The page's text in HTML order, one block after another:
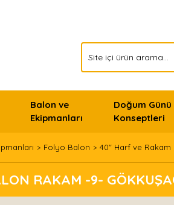
Balon ve
Ekipmanları
Doğum Günü
Konseptleri
Folyo Balon 40" Harf ve Rakam
RAKAM -9-